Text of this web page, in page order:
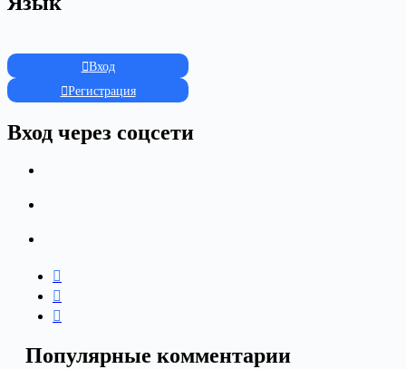
Вход
Регистрация
Вход через соцсети
Популярные комментарии